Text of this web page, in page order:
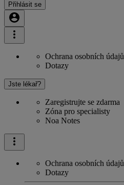
Přihlásit se
Ochrana osobních údajů
Dotazy
Jste lékař?
Zaregistrujte se zdarma
Zóna pro specialisty
Noa Notes
Ochrana osobních údajů
Dotazy